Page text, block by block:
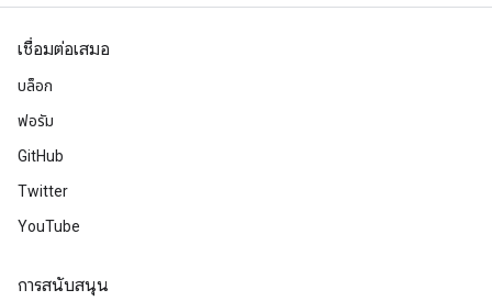
เชื่อมต่อเสมอ
บล็อก
ฟอรัม
GitHub
Twitter
YouTube
การสนับสนุน